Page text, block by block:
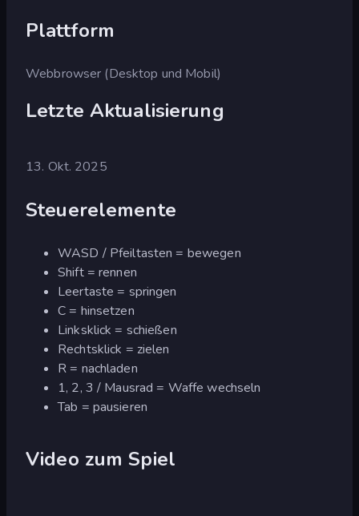
Plattform
Webbrowser (Desktop und Mobil)
Letzte Aktualisierung
13. Okt. 2025
Steuerelemente
WASD / Pfeiltasten = bewegen
Shift = rennen
Leertaste = springen
C = hinsetzen
Linksklick = schießen
Rechtsklick = zielen
R = nachladen
1, 2, 3 / Mausrad = Waffe wechseln
Tab = pausieren
Video zum Spiel